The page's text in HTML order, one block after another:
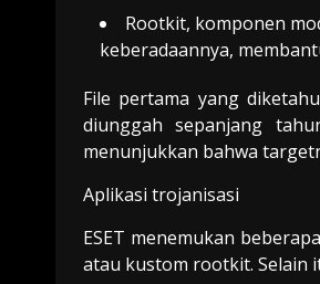
Rootkit, komponen
keberadaannya,
File pertama yang
diunggah sepanjang
menunjukkan bahwa
Aplikasi trojanisasi
ESET menemukan
atau kustom rootkit. Selain